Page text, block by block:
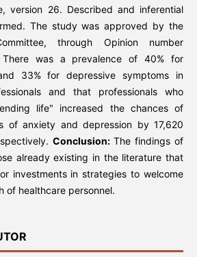
version 26. Described and inferential
The study was approved by the
through Opinion number
There was a prevalence of 40% for
33% for depressive symptoms in
and that professionals who
life" increased the chances of
of anxiety and depression by 17,620
Conclusion: The findings of
already existing in the literature that
investments in strategies to welcome
of healthcare personnel.